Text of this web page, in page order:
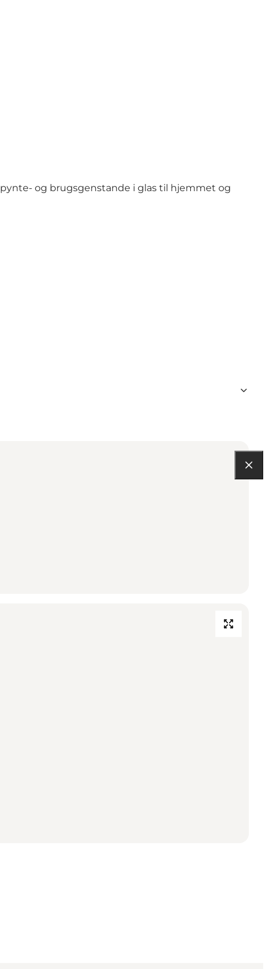
og brugsgenstande i glas til hjemmet og